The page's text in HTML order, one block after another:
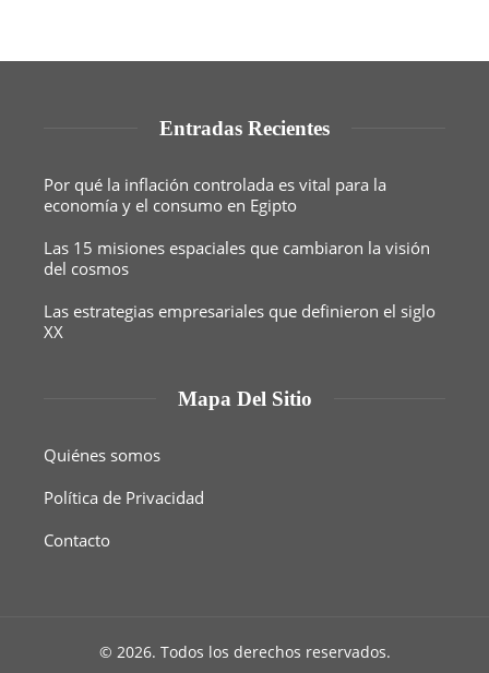
Entradas Recientes
Por qué la inflación controlada es vital para la
economía y el consumo en Egipto
Las 15 misiones espaciales que cambiaron la visión
del cosmos
Las estrategias empresariales que definieron el siglo
XX
Mapa Del Sitio
Quiénes somos
Política de Privacidad
Contacto
© 2026. Todos los derechos reservados.